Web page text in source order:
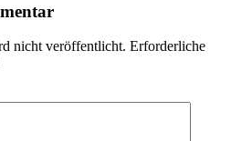
nicht veröffentlicht. Erforderliche